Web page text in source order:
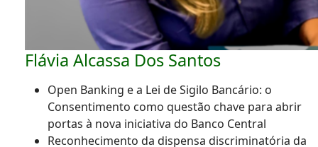
Flávia Alcassa Dos Santos
Open Banking e a Lei de Sigilo Bancário: o
Consentimento como questão chave para abrir
portas à nova iniciativa do Banco Central
Reconhecimento da dispensa discriminatória da